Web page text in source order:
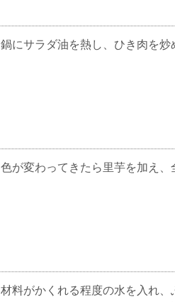
鍋にサラダ油を熱し、ひき肉を炒
色が変わってきたら里芋を加え、
材料がかくれる程度の水を入れ